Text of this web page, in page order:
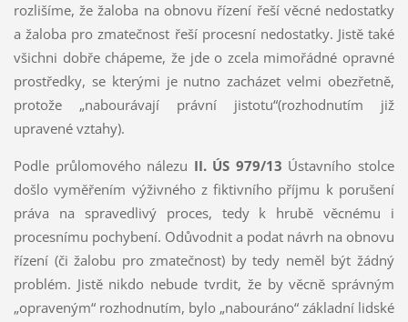
rozlišíme, že žaloba na obnovu řízení řeší věcné nedostatky
a žaloba pro zmatečnost řeší procesní nedostatky. Jistě také
všichni dobře chápeme, že jde o zcela mimořádné opravné
prostředky, se kterými je nutno zacházet velmi obezřetně,
protože „nabourávají právní jistotu“(rozhodnutím již
upravené vztahy).
Podle průlomového nálezu II. ÚS 979/13 Ústavního stolce
došlo vyměřením výživného z fiktivního příjmu k porušení
práva na spravedlivý proces, tedy k hrubě věcnému i
procesnímu pochybení. Odůvodnit a podat návrh na obnovu
řízení (či žalobu pro zmatečnost) by tedy neměl být žádný
problém. Jistě nikdo nebude tvrdit, že by věcně správným
„opraveným“ rozhodnutím, bylo „nabouráno“ základní lidské